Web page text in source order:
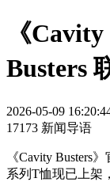
《
Busters
2026-05-09
17173 新闻导语
《Cavity Busters
系列T恤现已上架